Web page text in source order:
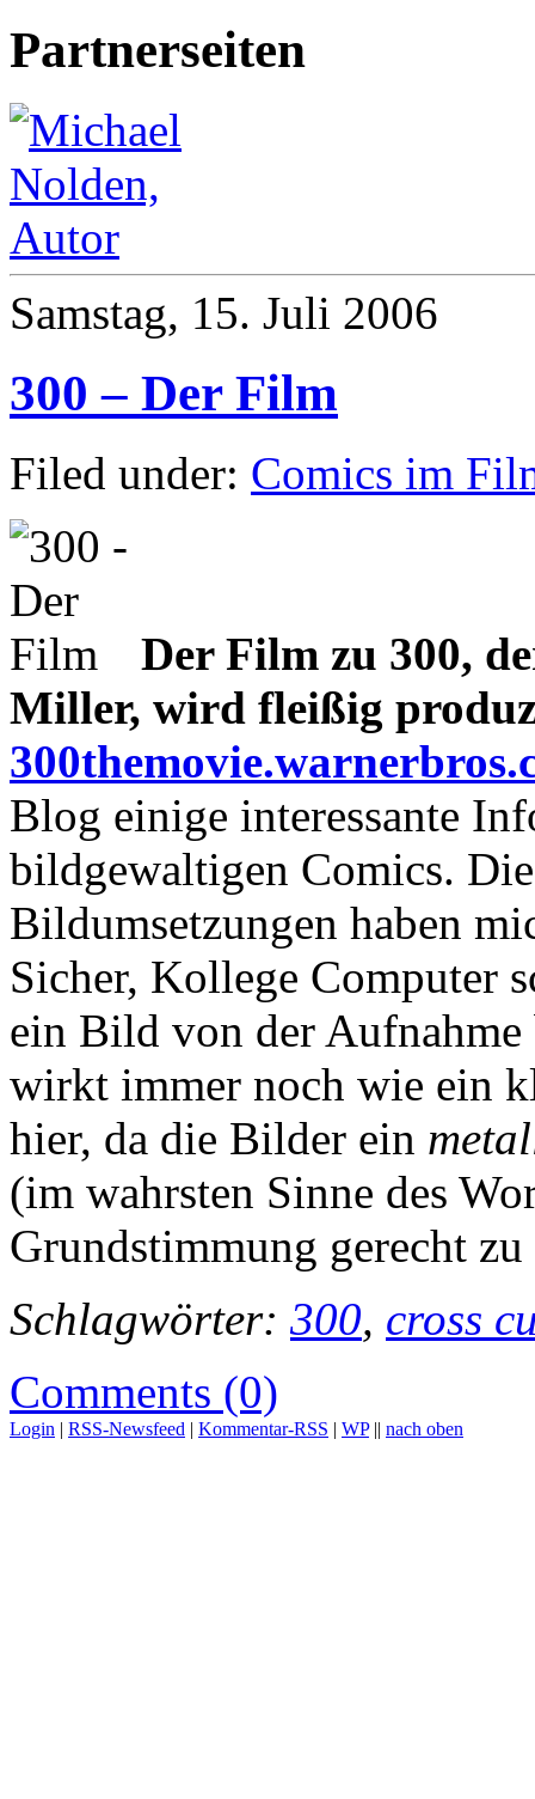
Partnerseiten
Samstag, 15. Juli 2006
300 – Der Film
Filed under: Comics im
Der Film zu 300,
Miller, wird fleißig
Blog einige interessante
bildgewaltigen Comics.
Bildumsetzungen haben
Sicher, Kollege Computer
ein Bild von der
wirkt immer noch wie ein
hier, da die Bilder ein
(im wahrsten Sinne des
Grundstimmung gerecht zu
Schlagwörter: 300, cross
Comments (0)
Login | RSS-Newsfeed | Kommentar-RSS | WP|| nach oben